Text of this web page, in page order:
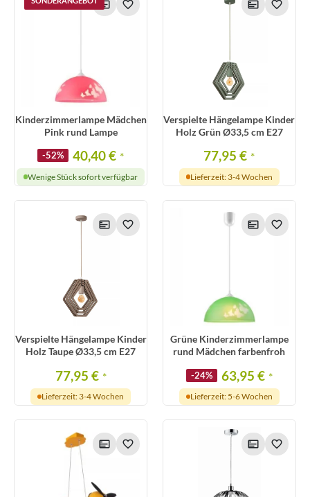
Kinderzimmerlampe Mädchen
Pink rund Lampe
-52% 40,40 € *
Wenige Stück sofort verfügbar
Verspielte Hängelampe Kinder
Holz Grün Ø33,5 cm E27
77,95 € *
Lieferzeit: 3-4 Wochen
Verspielte Hängelampe Kinder
Holz Taupe Ø33,5 cm E27
77,95 € *
Lieferzeit: 3-4 Wochen
Grüne Kinderzimmerlampe
rund Mädchen farbenfroh
-24% 63,95 € *
Lieferzeit: 5-6 Wochen